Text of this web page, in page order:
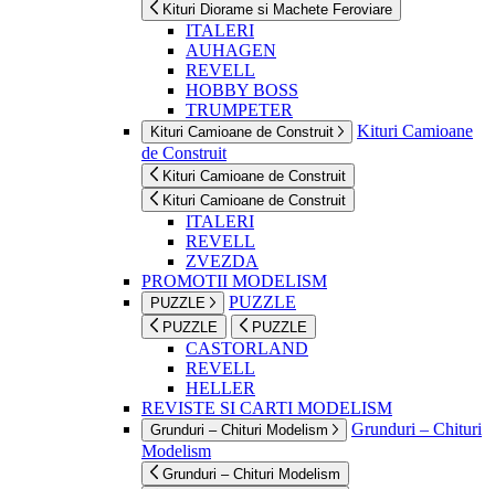
Kituri Diorame si Machete Feroviare
ITALERI
AUHAGEN
REVELL
HOBBY BOSS
TRUMPETER
Kituri Camioane de Construit
Kituri Camioane
de Construit
Kituri Camioane de Construit
Kituri Camioane de Construit
ITALERI
REVELL
ZVEZDA
PROMOTII MODELISM
PUZZLE PUZZLE
PUZZLE PUZZLE
CASTORLAND
REVELL
HELLER
REVISTE SI CARTI MODELISM
Grunduri – Chituri Modelism
Grunduri – Chituri
Modelism
Grunduri – Chituri Modelism